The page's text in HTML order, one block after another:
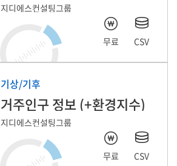
지디에스컨설팅그룹
무료 CSV
기상/기후
거주인구 정보 (+환경지수)
지디에스컨설팅그룹
무료 CSV